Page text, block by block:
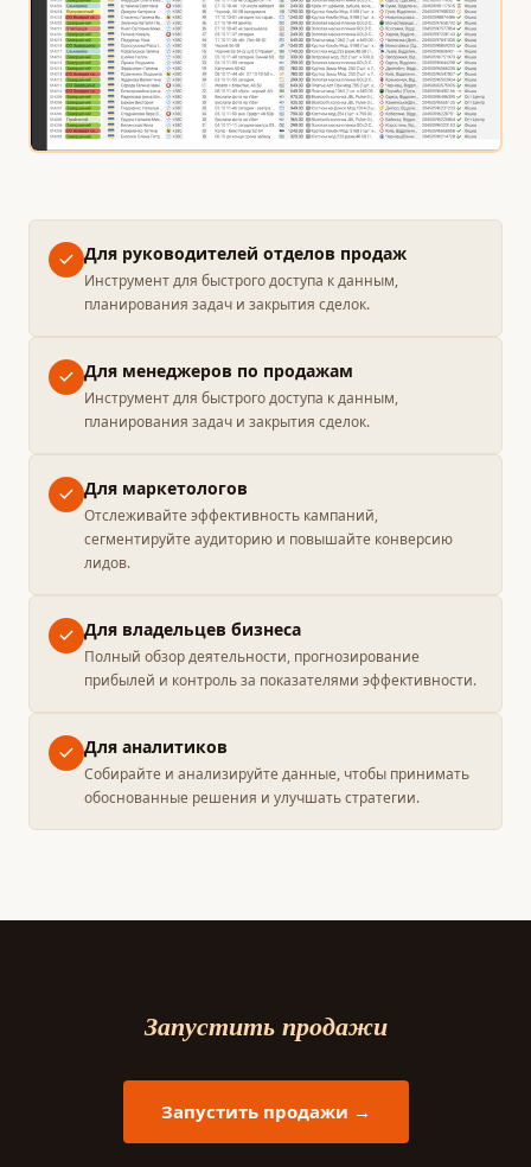
Для руководителей отделов продаж
Инструмент для быстрого доступа к данным,
планирования задач и закрытия сделок.
Для менеджеров по продажам
Инструмент для быстрого доступа к данным,
планирования задач и закрытия сделок.
Для маркетологов
Отслеживайте эффективность кампаний,
сегментируйте аудиторию и повышайте конверсию
лидов.
Для владельцев бизнеса
Полный обзор деятельности, прогнозирование
прибылей и контроль за показателями эффективности.
Для аналитиков
Собирайте и анализируйте данные, чтобы принимать
обоснованные решения и улучшать стратегии.
Запустить продажи
Запустить продажи →